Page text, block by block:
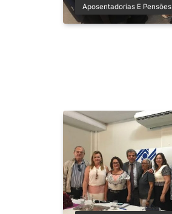
Aposentadorias E Pensões